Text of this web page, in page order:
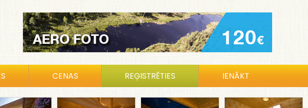
CENAS REĢISTRĒTIES IENĀKT